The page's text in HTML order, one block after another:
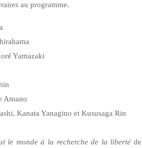
au programme.
Yamazaki
Amano
Kanata Yanagino et Kususaga Rin
le monde à la recherche de la liberté de